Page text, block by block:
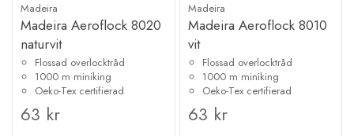
Madeira
Madeira Aeroflock 8020
naturvit
Flossad overlocktråd
1000 m miniking
Oeko-Tex certifierad
63 kr
Madeira
Madeira Aeroflock 8010
vit
Flossad overlocktråd
1000 m miniking
Oeko-Tex certifierad
63 kr